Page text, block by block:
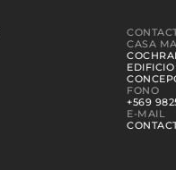
CASA
FONO
+569
E-MAIL